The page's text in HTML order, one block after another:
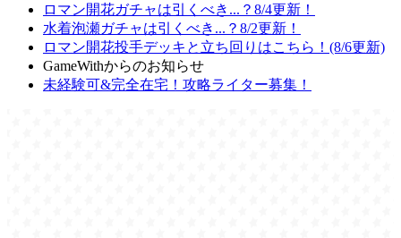
ロマン開花ガチャは引くべき...？8/4更新！
水着泡瀬ガチャは引くべき...？8/2更新！
ロマン開花投手デッキと立ち回りはこちら！(8/6更新)
GameWithからのお知らせ
未経験可&完全在宅！攻略ライター募集！